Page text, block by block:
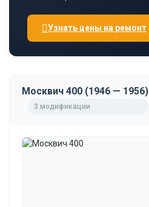
Узнать цены на ремонт
Москвич 400 (1946 — 1956)
3 модификации